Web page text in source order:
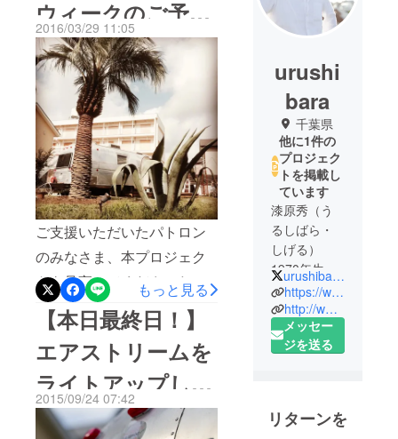
ウィークのご予約
受付中です
2016/03/29 11:05
ご支援いただいたパトロン
のみなさま、本プロジェク
トを見守ってくださったみ
なさま、たいへんお待たせ
しました！ 「１日１組限定
のヴィンテージ・エアスト
リーム貸別荘」３月より正
式にオープンいたしまし
た。
もっと見る
【本日最終日！】
エアストリームを
ライトアップして
みました
2015/09/24 07:42
urushi
bara
千葉県
他に1件の
プロジェク
トを掲載し
ています
漆原秀（う
るしばら・
しげる）
1970年生ま
れ、マイク
ロデベロッ
パー兼 大
家。
を開始する
urushibarracks
https://www.tateyamayamorisha.com/
http://www.minatobarracks.com/
メッセー
ジを送る
リターンを